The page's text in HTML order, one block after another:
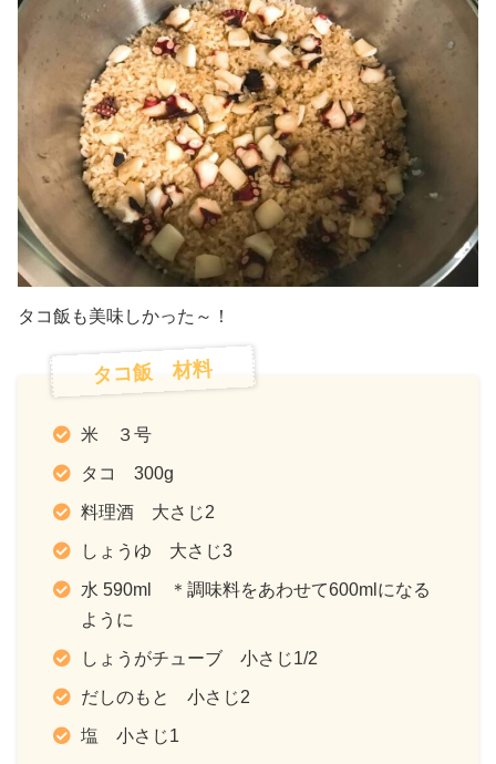
タコ飯も美味しかった～！
タコ飯 材料
米 ３号
タコ 300g
料理酒 大さじ2
しょうゆ 大さじ3
水 590ml ＊調味料をあわせて600mlになる
ように
しょうがチューブ 小さじ1/2
だしのもと 小さじ2
塩 小さじ1